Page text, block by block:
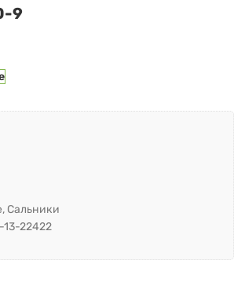
9
, Сальники
13-22422